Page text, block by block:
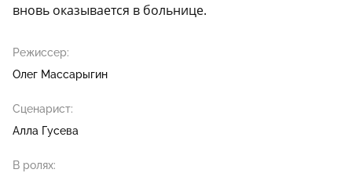
вновь оказывается в больнице.
Режиссер:
Олег Массарыгин
Сценарист:
Алла Гусева
В ролях: